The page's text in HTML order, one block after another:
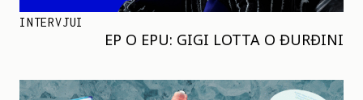
INTERVJUI
EP O EPU: GIGI LOTTA O ĐURĐINI